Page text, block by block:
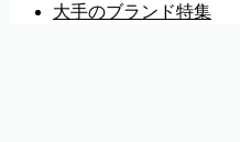
大手のブランド特集